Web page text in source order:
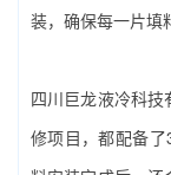
装，确保每一片填
四川巨龙液冷科
修项目，都配备